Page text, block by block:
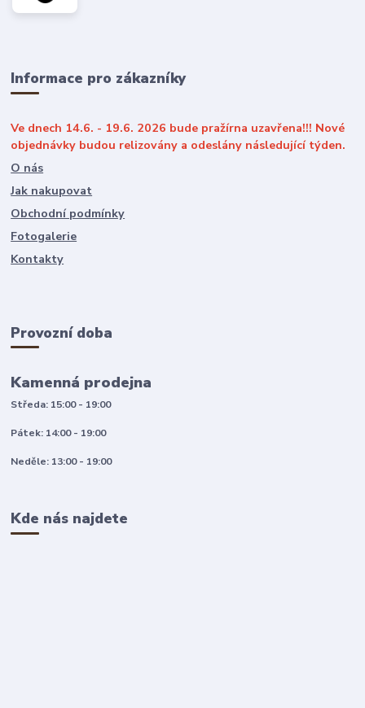
Informace pro zákazníky
Ve dnech 14.6. - 19.6. 2026 bude pražírna uzavřena!!! Nové
objednávky budou relizovány a odeslány následující týden.
O nás
Jak nakupovat
Obchodní podmínky
Fotogalerie
Kontakty
Provozní doba
Kamenná prodejna
Středa: 15:00 - 19:00
Pátek: 14:00 - 19:00
Neděle: 13:00 - 19:00
Kde nás najdete